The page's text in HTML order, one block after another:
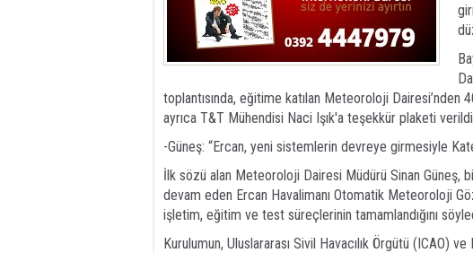
toplantısında, eğitime katılan Meteoroloji Dairesi’nden
ayrıca T&T Mühendisi Naci Işık'a teşekkür plaketi
-Güneş: “Ercan, yeni sistemlerin devreye girmesiyle
İlk sözü alan Meteoroloji Dairesi Müdürü Sinan Güneş,
devam eden Ercan Havalimanı Otomatik Meteoroloji
işletim, eğitim ve test süreçlerinin tamamlandığını
Kurulumun, Uluslararası Sivil Havacılık Örgütü (ICAO)